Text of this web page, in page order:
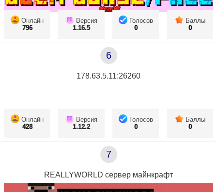
Онлайн
796
Версия
1.16.5
Голосов
0
Баллы
0
6
178.63.5.11:26260
Онлайн
428
Версия
1.12.2
Голосов
0
Баллы
0
7
REALLYWORLD сервер майнкрафт